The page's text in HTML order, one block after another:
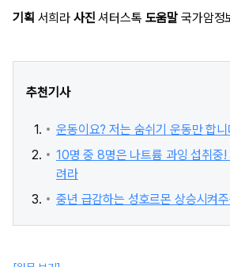
기획 서희라 사진 셔터스톡 도움말 국가암정
추천기사
운동이요? 저는 숨쉬기 운동만 합
10명 중 8명은 나트륨 과잉 섭취중!
려라
중년 급감하는 성호르몬 상승시켜